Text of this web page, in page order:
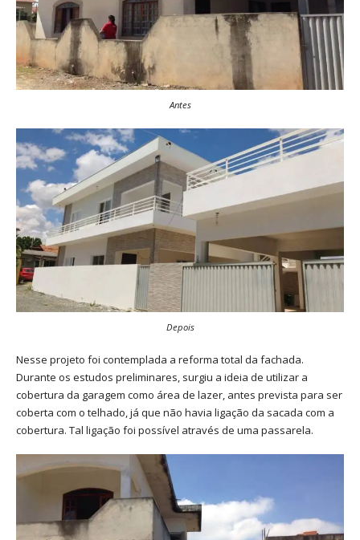
Antes
Depois
Nesse projeto foi contemplada a reforma total da fachada.
Durante os estudos preliminares, surgiu a ideia de utilizar a
cobertura da garagem como área de lazer, antes prevista para ser
coberta com o telhado, já que não havia ligação da sacada com a
cobertura. Tal ligação foi possível através de uma passarela.